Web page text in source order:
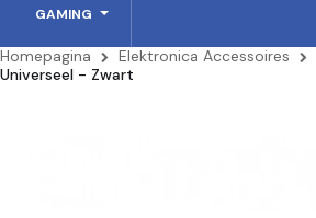
GAMING
Homepagina Elektronica Accessoires
Universeel - Zwart